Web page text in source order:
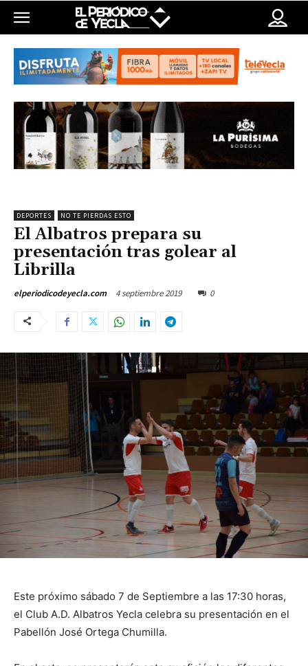
DEPORTES NO TE PIERDAS ESTO
El Albatros prepara su
presentación tras golear al
Librilla
elperiodicodeyecla.com 4 septiembre 2019 0
Este próximo sábado 7 de Septiembre a las 17:30 horas,
el Club A.D. Albatros Yecla celebra su presentación en el
Pabellón José Ortega Chumilla.